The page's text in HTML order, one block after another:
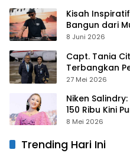
Kisah
Bangun dari
hingga Gurita
8 Juni 2026
Capt. Tania
Terbangkan
Prancis
27 Mei 2026
Niken
150 Ribu Kini
8 Mei 2026
Trending Hari Ini